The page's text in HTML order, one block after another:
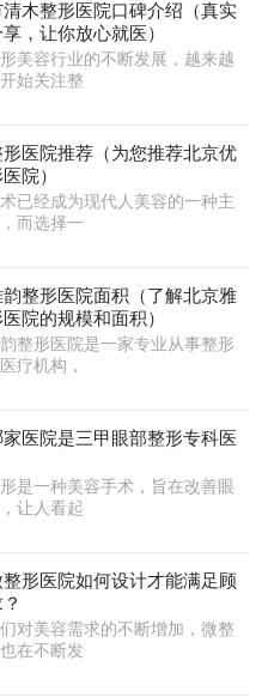
木整形医院口碑介绍（真实
，让你放心就医）
美容行业的不断发展，越来越
始关注整
医院推荐（为您推荐北京优
院）
已经成为现代人美容的一种主
而选择一
整形医院面积（了解北京雅
院的规模和面积）
整形医院是一家专业从事整形
疗机构，
医院是三甲眼部整形专科医
是一种美容手术，旨在改善眼
让人看起
形医院如何设计才能满足顾
对美容需求的不断增加，微整
在不断发